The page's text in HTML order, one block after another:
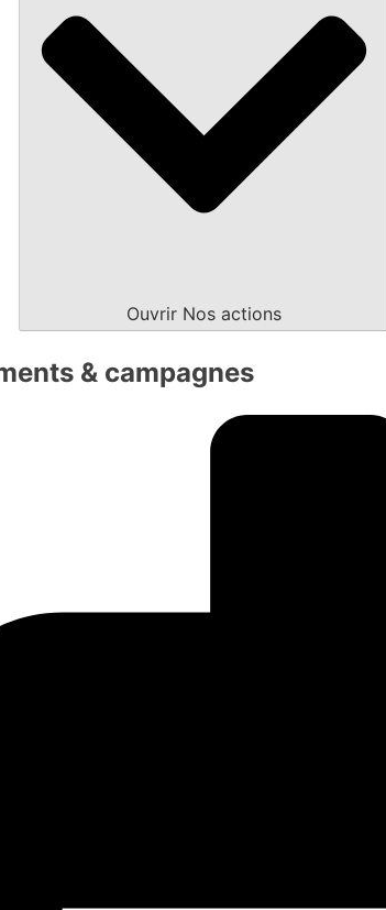
Ouvrir Nos actions
& campagnes